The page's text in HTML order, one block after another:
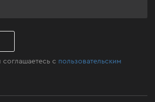
с пользовательским